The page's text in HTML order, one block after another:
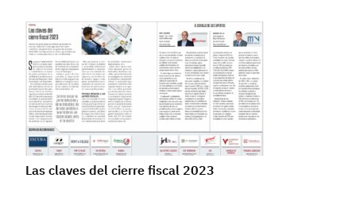
Las claves del cierre fiscal 2023